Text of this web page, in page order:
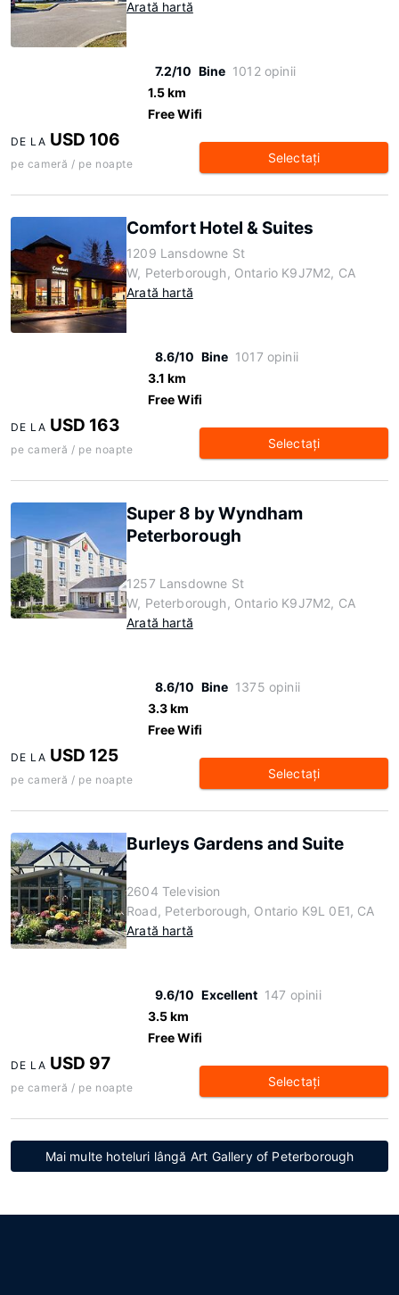
Arată hartă
7.2/10 Bine 1012 opinii
1.5 km
Free Wifi
DE LA USD 106
pe cameră / pe noapte Selectaţi
Comfort Hotel & Suites
1209 Lansdowne St
W, Peterborough, Ontario K9J7M2, CA
Arată hartă
8.6/10 Bine 1017 opinii
3.1 km
Free Wifi
DE LA USD 163
pe cameră / pe noapte Selectaţi
Super 8 by Wyndham
Peterborough
1257 Lansdowne St
W, Peterborough, Ontario K9J7M2, CA
Arată hartă
8.6/10 Bine 1375 opinii
3.3 km
Free Wifi
DE LA USD 125
pe cameră / pe noapte Selectaţi
Burleys Gardens and Suite
2604 Television
Road, Peterborough, Ontario K9L 0E1, CA
Arată hartă
9.6/10 Excellent 147 opinii
3.5 km
Free Wifi
DE LA USD 97
pe cameră / pe noapte Selectaţi
Mai multe hoteluri lângă Art Gallery of Peterborough